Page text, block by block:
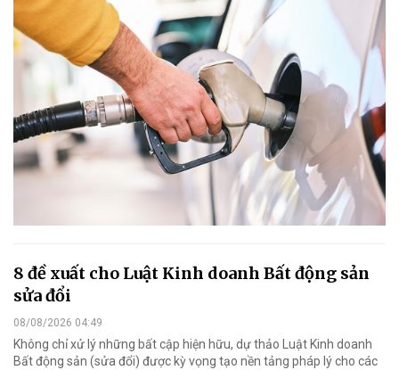
8 đề xuất cho Luật Kinh doanh Bất động sản
sửa đổi
08/08/2026 04:49
Không chỉ xử lý những bất cập hiện hữu, dự thảo Luật Kinh doanh
Bất động sản (sửa đổi) được kỳ vọng tạo nền tảng pháp lý cho các